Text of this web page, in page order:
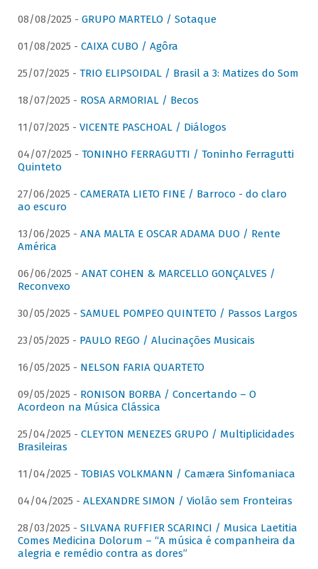
08/08/2025 - GRUPO MARTELO / Sotaque
01/08/2025 - CAIXA CUBO / Agôra
25/07/2025 - TRIO ELIPSOIDAL / Brasil a 3: Matizes do Som
18/07/2025 - ROSA ARMORIAL / Becos
11/07/2025 - VICENTE PASCHOAL / Diálogos
04/07/2025 - TONINHO FERRAGUTTI / Toninho Ferragutti
Quinteto
27/06/2025 - CAMERATA LIETO FINE / Barroco - do claro
ao escuro
13/06/2025 - ANA MALTA E OSCAR ADAMA DUO / Rente
América
06/06/2025 - ANAT COHEN & MARCELLO GONÇALVES /
Reconvexo
30/05/2025 - SAMUEL POMPEO QUINTETO / Passos Largos
23/05/2025 - PAULO REGO / Alucinações Musicais
16/05/2025 - NELSON FARIA QUARTETO
09/05/2025 - RONISON BORBA / Concertando – O
Acordeon na Música Clássica
25/04/2025 - CLEYTON MENEZES GRUPO / Multiplicidades
Brasileiras
11/04/2025 - TOBIAS VOLKMANN / Camæra Sinfomaniaca
04/04/2025 - ALEXANDRE SIMON / Violão sem Fronteiras
28/03/2025 - SILVANA RUFFIER SCARINCI / Musica Laetitia
Comes Medicina Dolorum – “A música é companheira da
alegria e remédio contra as dores”